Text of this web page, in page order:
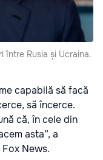
între Rusia și Ucraina.
capabilă să facă
să încerce.
că, în cele din
asta”, a
News.